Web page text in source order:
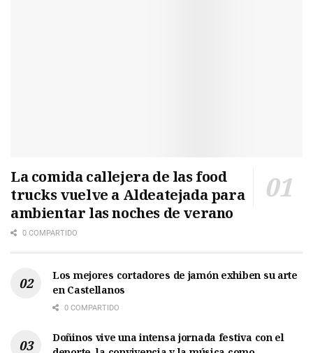
La comida callejera de las food
trucks vuelve a Aldeatejada para
ambientar las noches de verano
0 COMPARTIDO
Los mejores cortadores de jamón exhiben su arte
en Castellanos
0 COMPARTIDO
Doñinos vive una intensa jornada festiva con el